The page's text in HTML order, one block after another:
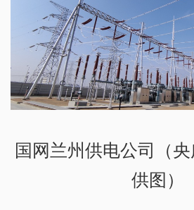
国网兰州供电公司（
供图）